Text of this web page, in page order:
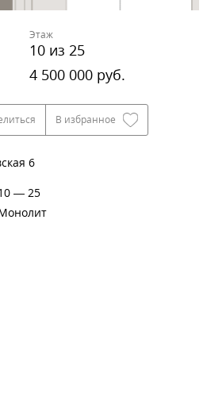
Этаж
10 из 25
4 500 000 руб.
В избранное
6
— 25